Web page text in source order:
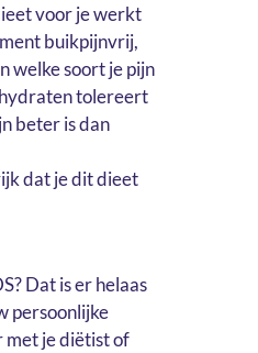
voor je werkt
buikpijnvrij,
welke soort je pijn
tolereert
beter is dan
dat je dit dieet
Dat is er helaas
persoonlijke
met je diëtist of